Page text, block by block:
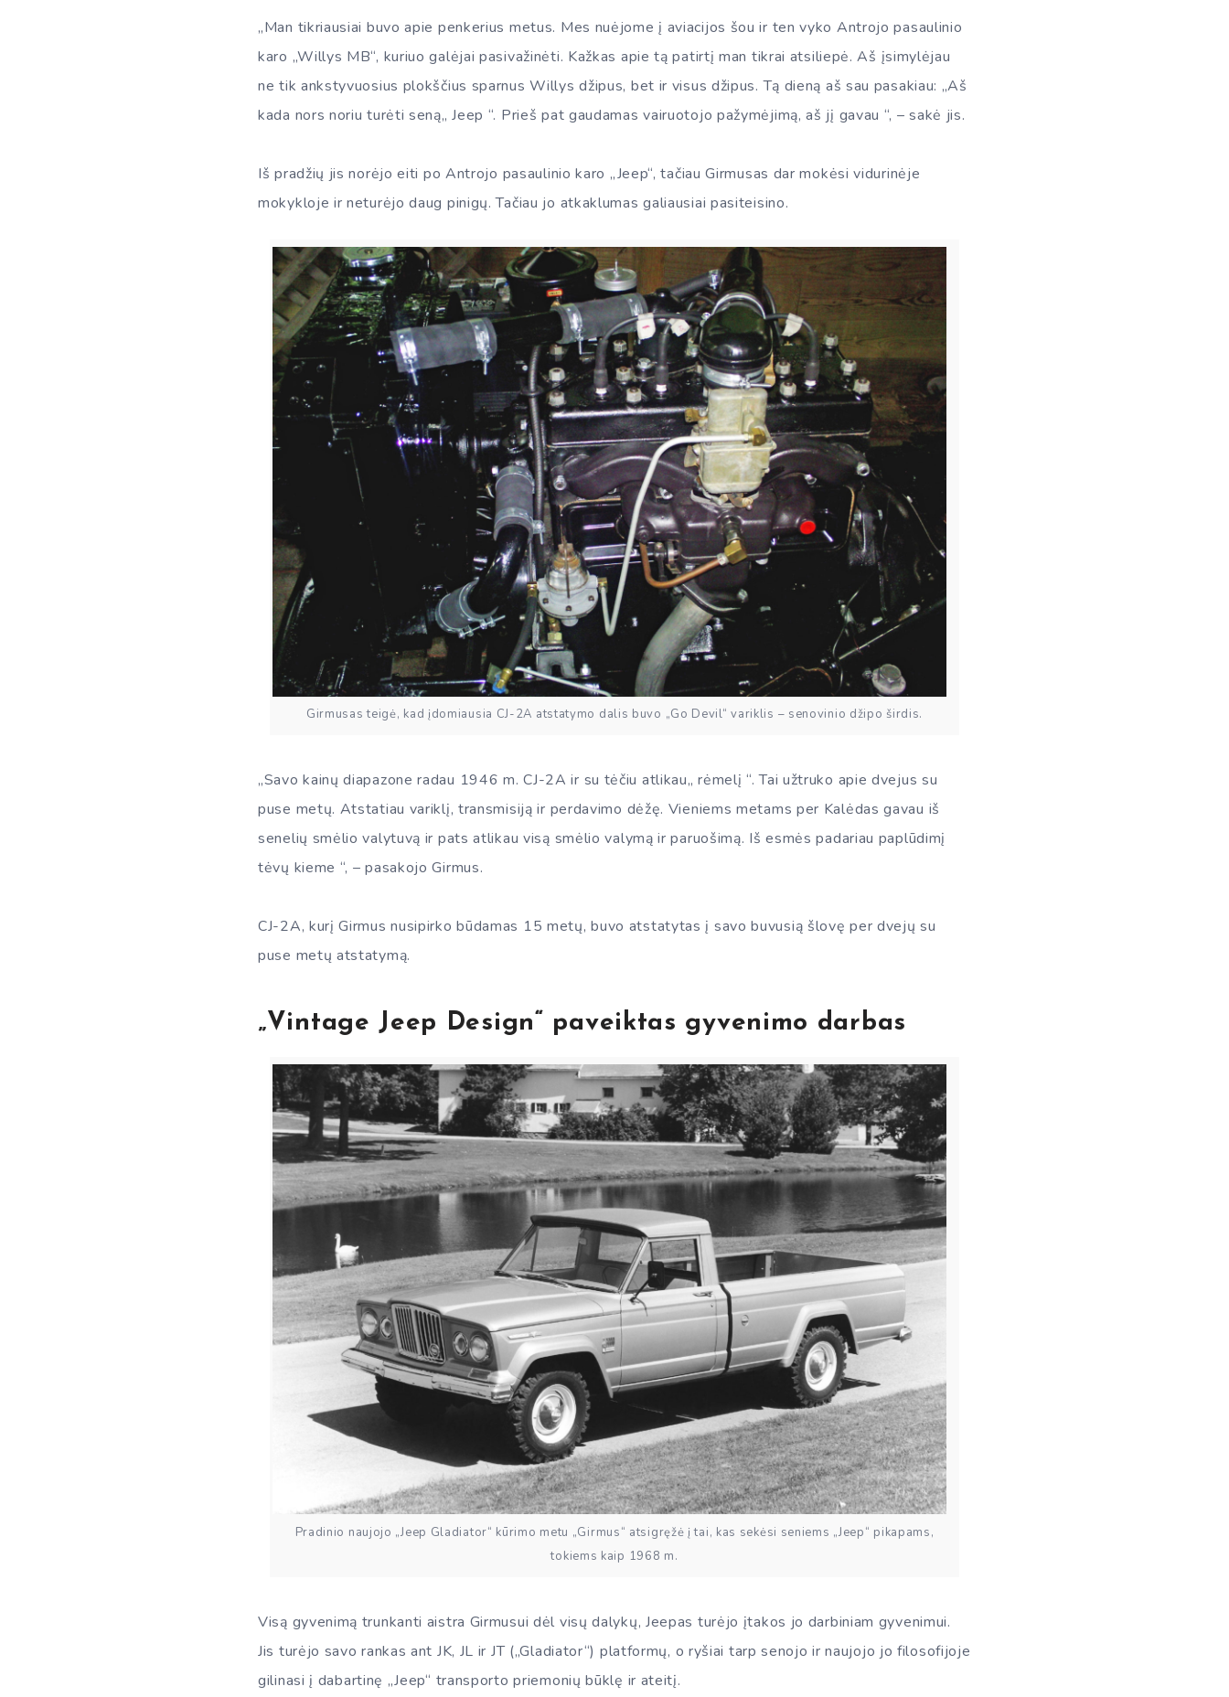
„Man tikriausiai buvo apie penkerius metus. Mes nuėjome į aviacijos šou ir ten vyko Antrojo pasaulinio
karo „Willys MB“, kuriuo galėjai pasivažinėti. Kažkas apie tą patirtį man tikrai atsiliepė. Aš įsimylėjau
ne tik ankstyvuosius plokščius sparnus Willys džipus, bet ir visus džipus. Tą dieną aš sau pasakiau: „Aš
kada nors noriu turėti seną„ Jeep “. Prieš pat gaudamas vairuotojo pažymėjimą, aš jį gavau “, – sakė jis.
Iš pradžių jis norėjo eiti po Antrojo pasaulinio karo „Jeep“, tačiau Girmusas dar mokėsi vidurinėje
mokykloje ir neturėjo daug pinigų. Tačiau jo atkaklumas galiausiai pasiteisino.
Girmusas teigė, kad įdomiausia CJ-2A atstatymo dalis buvo „Go Devil“ variklis – senovinio džipo širdis.
„Savo kainų diapazone radau 1946 m. ​​CJ-2A ir su tėčiu atlikau„ rėmelį “. Tai užtruko apie dvejus su
puse metų. Atstatiau variklį, transmisiją ir perdavimo dėžę. Vieniems metams per Kalėdas gavau iš
senelių smėlio valytuvą ir pats atlikau visą smėlio valymą ir paruošimą. Iš esmės padariau paplūdimį
tėvų kieme “, – pasakojo Girmus.
CJ-2A, kurį Girmus nusipirko būdamas 15 metų, buvo atstatytas į savo buvusią šlovę per dvejų su
puse metų atstatymą.
„Vintage Jeep Design“ paveiktas gyvenimo darbas
Pradinio naujojo „Jeep Gladiator“ kūrimo metu „Girmus“ atsigręžė į tai, kas sekėsi seniems „Jeep“ pikapams,
tokiems kaip 1968 m.
Visą gyvenimą trunkanti aistra Girmusui dėl visų dalykų, Jeepas turėjo įtakos jo darbiniam gyvenimui.
Jis turėjo savo rankas ant JK, JL ir JT („Gladiator“) platformų, o ryšiai tarp senojo ir naujojo jo filosofijoje
gilinasi į dabartinę „Jeep“ transporto priemonių būklę ir ateitį.